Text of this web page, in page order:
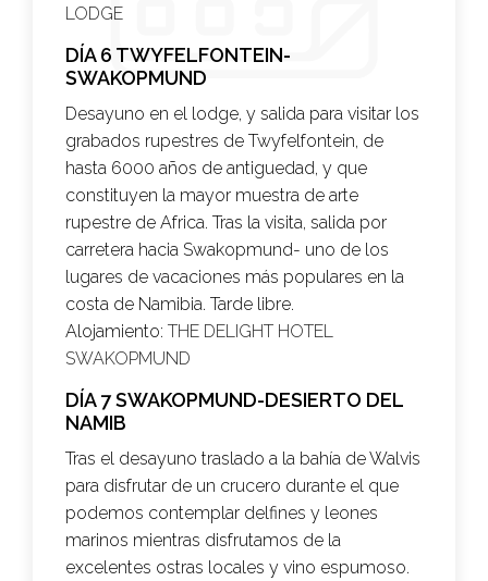
LODGE
DÍA 6 TWYFELFONTEIN-
SWAKOPMUND
Desayuno en el lodge, y salida para visitar los
grabados rupestres de Twyfelfontein, de
hasta 6000 años de antiguedad, y que
constituyen la mayor muestra de arte
rupestre de Africa. Tras la visita, salida por
carretera hacia Swakopmund- uno de los
lugares de vacaciones más populares en la
costa de Namibia. Tarde libre.
Alojamiento: THE DELIGHT HOTEL
SWAKOPMUND
DÍA 7 SWAKOPMUND-DESIERTO DEL
NAMIB
Tras el desayuno traslado a la bahía de Walvis
para disfrutar de un crucero durante el que
podemos contemplar delfines y leones
marinos mientras disfrutamos de la
excelentes ostras locales y vino espumoso.